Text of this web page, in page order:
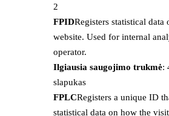
2
FPIDRegisters statistical data
website. Used for internal
operator.
Ilgiausia saugojimo trukmė:
slapukas
FPLCRegisters a unique ID
statistical data on how the